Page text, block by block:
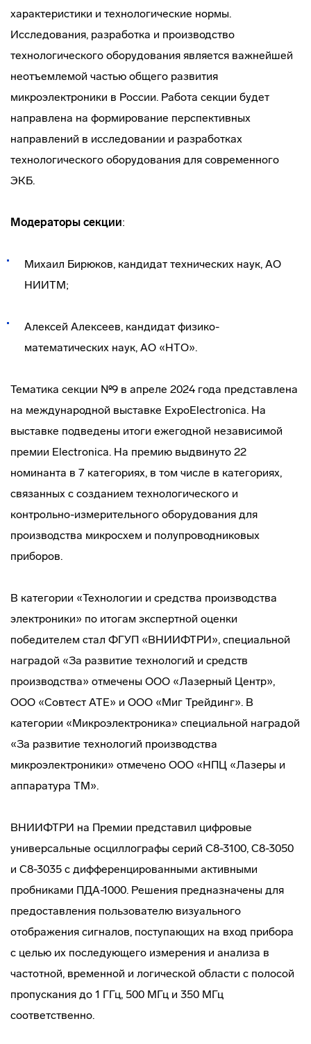
характеристики и технологические нормы.
Исследования, разработка и производство
технологического оборудования является важнейшей
неотъемлемой частью общего развития
микроэлектроники в России. Работа секции будет
направлена на формирование перспективных
направлений в исследовании и разработках
технологического оборудования для современного
ЭКБ.
Модераторы секции:
Михаил Бирюков, кандидат технических наук, АО
НИИТМ;
Алексей Алексеев, кандидат физико-
математических наук, АО «НТО».
Тематика секции №9 в апреле 2024 года представлена
на международной выставке ExpoElectronica. На
выставке подведены итоги ежегодной независимой
премии Electronica. На премию выдвинуто 22
номинанта в 7 категориях, в том числе в категориях,
связанных с созданием технологического и
контрольно-измерительного оборудования для
производства микросхем и полупроводниковых
приборов.
В категории «Технологии и средства производства
электроники» по итогам экспертной оценки
победителем стал ФГУП «ВНИИФТРИ», специальной
наградой «За развитие технологий и средств
производства» отмечены ООО «Лазерный Центр»,
ООО «Совтест АТЕ» и ООО «Миг Трейдинг». В
категории «Микроэлектроника» специальной наградой
«За развитие технологий производства
микроэлектроники» отмечено ООО «НПЦ «Лазеры и
аппаратура ТМ».
ВНИИФТРИ на Премии представил цифровые
универсальные осциллографы серий С8-3100, С8-3050
и С8-3035 с дифференцированными активными
пробниками ПДА-1000. Решения предназначены для
предоставления пользователю визуального
отображения сигналов, поступающих на вход прибора
с целью их последующего измерения и анализа в
частотной, временной и логической области с полосой
пропускания до 1 ГГц, 500 МГц и 350 МГц
соответственно.